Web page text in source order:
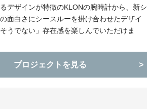
デザインが特徴のKLONの腕時計から、新シ
面白さにシースルーを掛け合わせたデザイ
うでない」存在感を楽しんでいただけま
プロジェクトを見る